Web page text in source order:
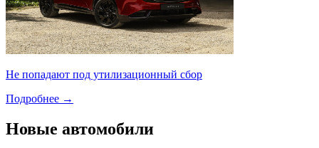
Не попадают под утилизационный сбор
Подробнее →
Новые автомобили